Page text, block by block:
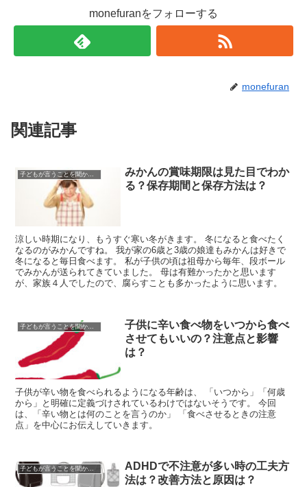
monefuranをフォローする
monefuran
関連記事
子どもが言うことを聞かない時
みかんの賞味期限は見た目でわか
る？保存期間と保存方法は？
涼しい時期になり、もうすぐ寒い冬がきます。 冬になると食べたく
なるのがみかんですね。 我が家の6歳と3歳の娘達もみかんは好きで
冬になると毎日食べます。 私が子供の頃は祖母から毎年、段ボール
でみかんが送られてきていました。 母は有難かったかと思います
が、家族４人でしたので、腐らすことも多かったように思います。
子どもが言うことを聞かない時
子供に辛い食べ物をいつから食べ
させてもいいの？注意点と影響
は？
子供が辛い物を食べられるようになる年齢は、 「いつから」「何歳
から」と明確に定義づけされているわけではないそうです。 今回
は、「辛い物とは何のことを言うのか」 「食べさせるときの注意
点」を中心にお伝えしていきます。
子どもが言うことを聞かない時
ADHDで不注意が多い時の工夫方
法は？改善方法と原因は？